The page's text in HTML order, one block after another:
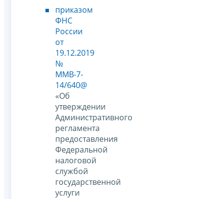
приказом
ФНС
России
от
19.12.2019
№
ММВ-7-
14/640@
«Об
утверждении
Административного
регламента
предоставления
Федеральной
налоговой
службой
государственной
услуги